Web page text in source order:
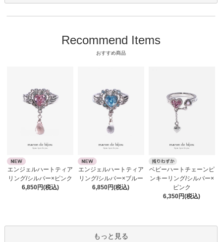
Recommend Items
おすすめ商品
エンジェルハートティア
リング/シルバー×ピンク
6,850円(税込)
エンジェルハートティア
リング/シルバー×ブルー
6,850円(税込)
ベビーハートチェーンピ
ンキーリング/シルバー×
ピンク
6,350円(税込)
もっと見る